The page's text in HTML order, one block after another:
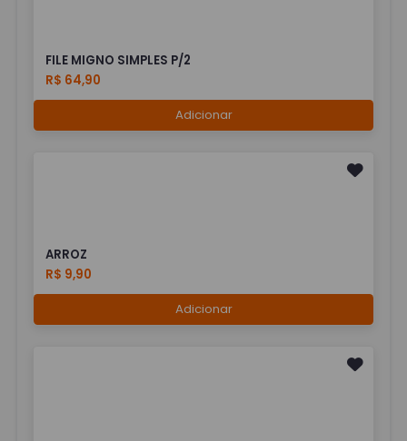
FILE MIGNO SIMPLES P/2
R$ 64,90
Adicionar
ARROZ
R$ 9,90
Adicionar